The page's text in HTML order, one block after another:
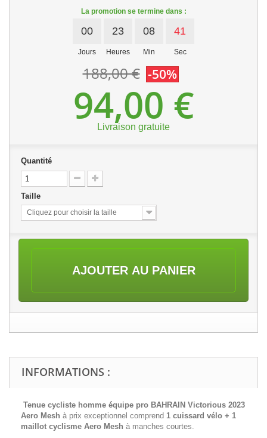
La promotion se termine dans :
00
Jours
23
Heures
08
Min
40
Sec
188,00 € -50%
94,00 €
Livraison gratuite
Quantité
Taille
Cliquez pour choisir la taille
AJOUTER AU PANIER
INFORMATIONS :
Tenue cycliste homme équipe pro BAHRAIN Victorious 2023
Aero Mesh à prix exceptionnel comprend 1 cuissard vélo + 1
maillot cyclisme Aero Mesh à manches courtes.